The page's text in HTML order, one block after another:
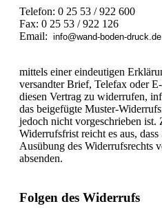
Telefon: 0 25 53 / 922 600
Fax: 0 25 53 / 922 126
Email: info@wand-boden-druck.de
mittels einer eindeutigen
versandter Brief, Telefax oder
diesen Vertrag zu widerrufen,
das beigefügte Muster-
jedoch nicht vorgeschrieben ist.
Widerrufsfrist reicht es aus,
Ausübung des Widerrufsrechts
absenden.
Folgen des Widerrufs